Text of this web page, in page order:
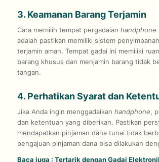
3. Keamanan Barang Terjamin
Cara memilih tempat pergadaian handphone
adalah pastikan memiliki sistem
terjamin aman. Tempat gadai ini memiliki
barang khusus dan menjamin barang tidak
tangan.
4. Perhatikan Syarat dan
Jika Anda ingin menggadaikan handphone,
dan ketentuan yang diberikan. Pastikan
mendapatkan pinjaman dana tunai tidak
pengajuan pinjaman dana bisa dilakukan
Baca juga : Tertarik dengan Gadai